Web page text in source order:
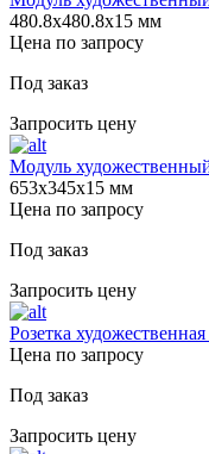
480.8х480.8х15 мм
Цена по запросу
Под заказ
Запросить цену
Модуль
653х345х15 мм
Цена по запросу
Под заказ
Запросить цену
Розетка
Цена по запросу
Под заказ
Запросить цену